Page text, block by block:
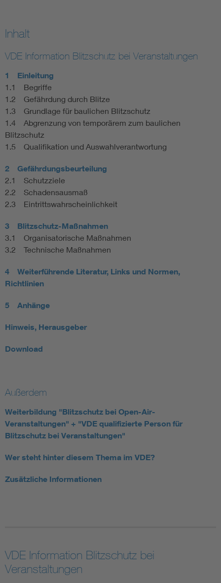
Inhalt
VDE Information Blitzschutz bei Veranstaltungen
1 Einleitung
1.1 Begriffe
1.2 Gefährdung durch Blitze
1.3 Grundlage für baulichen Blitzschutz
1.4 Abgrenzung von temporärem zum baulichen
Blitzschutz
1.5 Qualifikation und Auswahlverantwortung
2 Gefährdungsbeurteilung
2.1 Schutzziele
2.2 Schadensausmaß
2.3 Eintrittswahrscheinlichkeit
3 Blitzschutz-Maßnahmen
3.1 Organisatorische Maßnahmen
3.2 Technische Maßnahmen
4 Weiterführende Literatur, Links und Normen,
Richtlinien
5 Anhänge
Hinweis, Herausgeber
Download
Außerdem
Weiterbildung "Blitzschutz bei Open-Air-
Veranstaltungen" + "VDE qualifizierte Person für
Blitzschutz bei Veranstaltungen"
Wer steht hinter diesem Thema im VDE?
Zusätzliche Informationen
VDE Information Blitzschutz bei
Veranstaltungen